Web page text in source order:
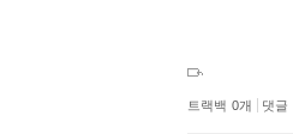
트랙백 0개 댓글